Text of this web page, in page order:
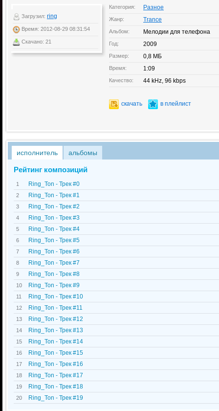
Загрузил: ring
Время: 2012-08-29 08:31:54
Скачано: 21
Категория: Разное
Жанр: Trance
Альбом: Мелодии для телефона
Год: 2009
Размер: 0,8 МБ
Время: 1:09
Качество: 44 kHz, 96 kbps
скачать в плейлист
исполнитель альбомы
Рейтинг композиций
1 Ring_Ton - Трек #0
2 Ring_Ton - Трек #1
3 Ring_Ton - Трек #2
4 Ring_Ton - Трек #3
5 Ring_Ton - Трек #4
6 Ring_Ton - Трек #5
7 Ring_Ton - Трек #6
8 Ring_Ton - Трек #7
9 Ring_Ton - Трек #8
10 Ring_Ton - Трек #9
11 Ring_Ton - Трек #10
12 Ring_Ton - Трек #11
13 Ring_Ton - Трек #12
14 Ring_Ton - Трек #13
15 Ring_Ton - Трек #14
16 Ring_Ton - Трек #15
17 Ring_Ton - Трек #16
18 Ring_Ton - Трек #17
19 Ring_Ton - Трек #18
20 Ring_Ton - Трек #19